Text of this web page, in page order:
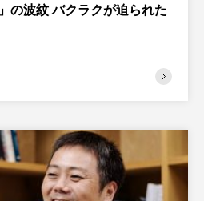
の波紋 バクラクが迫られた